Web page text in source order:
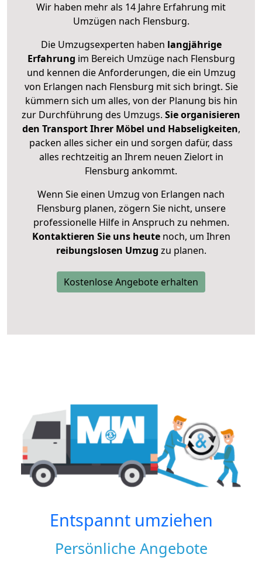
Wir haben mehr als 14 Jahre Erfahrung mit
Umzügen nach Flensburg.
Die Umzugsexperten haben langjährige
Erfahrung im Bereich Umzüge nach Flensburg
und kennen die Anforderungen, die ein Umzug
von Erlangen nach Flensburg mit sich bringt. Sie
kümmern sich um alles, von der Planung bis hin
zur Durchführung des Umzugs. Sie organisieren
den Transport Ihrer Möbel und Habseligkeiten,
packen alles sicher ein und sorgen dafür, dass
alles rechtzeitig an Ihrem neuen Zielort in
Flensburg ankommt.
Wenn Sie einen Umzug von Erlangen nach
Flensburg planen, zögern Sie nicht, unsere
professionelle Hilfe in Anspruch zu nehmen.
Kontaktieren Sie uns heutenoch, um Ihren
reibungslosen Umzug zu planen.
Kostenlose Angebote erhalten
Entspannt umziehen
Persönliche Angebote